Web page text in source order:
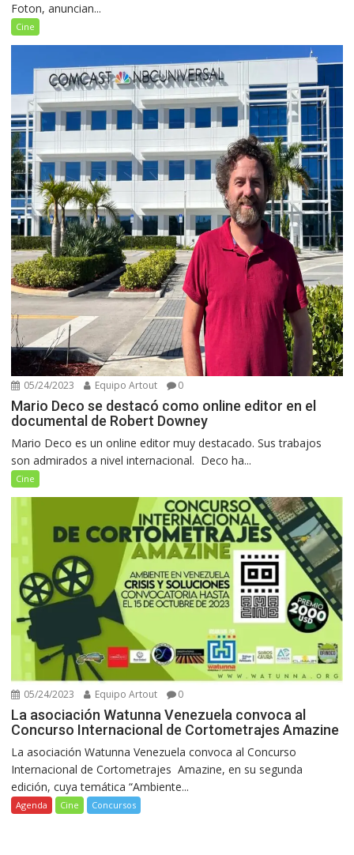
Foton, anuncian...
Cine
05/24/2023 Equipo Artout 0
Mario Deco se destacó como online editor en el
documental de Robert Downey
Mario Deco es un online editor muy destacado. Sus trabajos
son admirados a nivel internacional. Deco ha...
Cine
05/24/2023 Equipo Artout 0
La asociación Watunna Venezuela convoca al
Concurso Internacional de Cortometrajes Amazine
La asociación Watunna Venezuela convoca al Concurso
Internacional de Cortometrajes Amazine, en su segunda
edición, cuya temática “Ambiente...
Agenda Cine Concursos